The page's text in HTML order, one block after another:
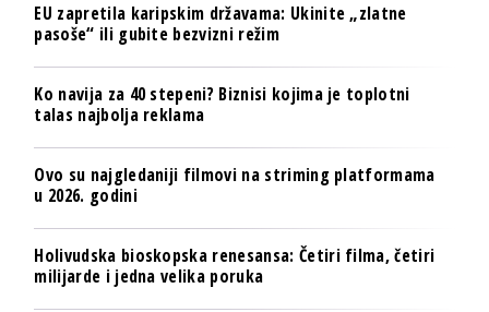
EU zapretila karipskim državama: Ukinite „zlatne
pasoše“ ili gubite bezvizni režim
Ko navija za 40 stepeni? Biznisi kojima je toplotni
talas najbolja reklama
Ovo su najgledaniji filmovi na striming platformama
u 2026. godini
Holivudska bioskopska renesansa: Četiri filma, četiri
milijarde i jedna velika poruka